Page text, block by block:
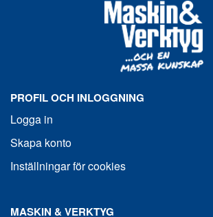
PROFIL OCH INLOGGNING
Logga in
Skapa konto
Inställningar för cookies
MASKIN & VERKTYG